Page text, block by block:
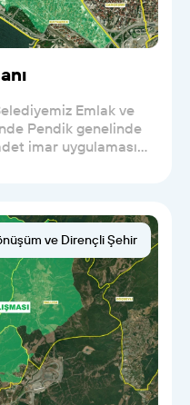
Emlak ve
Pendik genelinde
imar uygulaması
ve Dirençli Şehir